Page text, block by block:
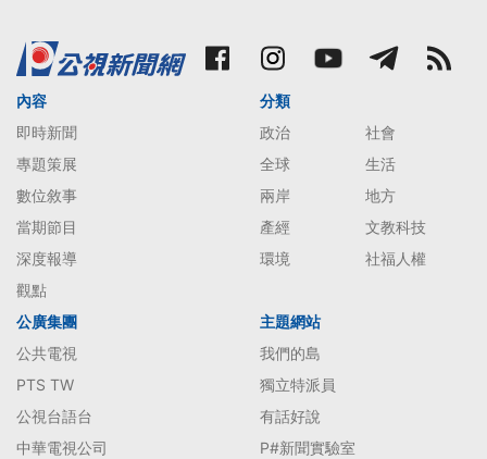
內容
即時新聞
專題策展
數位敘事
當期節目
深度報導
觀點
分類
政治
社會
全球
生活
兩岸
地方
產經
文教科技
環境
社福人權
公廣集團
公共電視
PTS TW
公視台語台
中華電視公司
主題網站
我們的島
獨立特派員
有話好說
P#新聞實驗室